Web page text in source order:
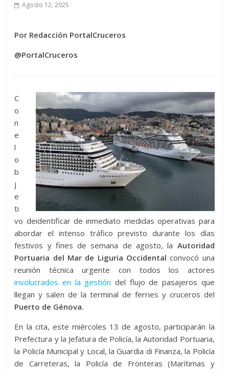
Agosto 12, 2025
Por Redacción PortalCruceros
@PortalCruceros
C
o
n
e
l
o
b
j
e
ti
vo deidentificar de inmediato medidas operativas para
abordar el intenso tráfico previsto durante los días
festivos y fines de semana de agosto, la Autoridad
Portuaria del Mar de Liguria Occidental convocó una
reunión técnica urgente con todos los actores
involucrados en la gestión del flujo de pasajeros que
llegan y salen de la terminal de ferries y cruceros del
Puerto de Génova.
En la cita, este miércoles 13 de agosto, participarán la
Prefectura y la Jefatura de Policía, la Autoridad Portuaria,
la Policía Municipal y Local, la Guardia di Finanza, la Policía
de Carreteras, la Policía de Fronteras (Marítimas y